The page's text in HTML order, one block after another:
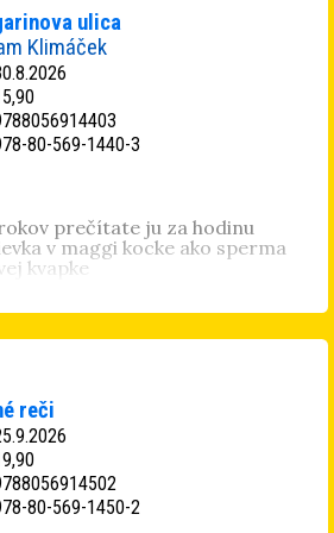
ulica
Klimáček
80-569-1440-3
prečítate ju za hodinu
v maggi kocke ako sperma
kvapke
reči
80-569-1450-2